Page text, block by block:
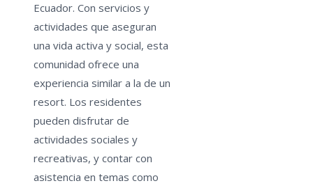
Ecuador. Con servicios y
actividades que aseguran
una vida activa y social, esta
comunidad ofrece una
experiencia similar a la de un
resort. Los residentes
pueden disfrutar de
actividades sociales y
recreativas, y contar con
asistencia en temas como